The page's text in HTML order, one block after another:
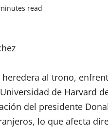
read
heredera al trono,
de Harvard
del presidente
lo que afecta